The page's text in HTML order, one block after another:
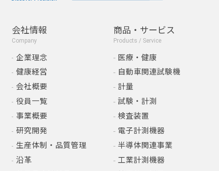
会社情報
Company
企業理念
健康経営
会社概要
役員一覧
事業概要
研究開発
生産体制・品質管理
沿革
商品・サービス
Products / Service
医療・健康
自動車関連試験機
計量
試験・計測
検査装置
電子計測機器
半導体関連事業
工業計測機器